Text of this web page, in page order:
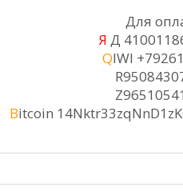
Для
Я Д
QIWI
Bitcoin